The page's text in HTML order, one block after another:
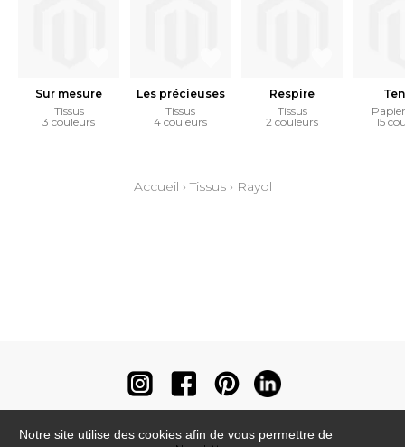
Sur mesure
Tissus
3 couleurs
Les précieuses
Tissus
4 couleurs
Respire
Tissus
2 couleurs
15
Accueil ›Tissus› Rayol
Notre site utilise des cookies afin de vous permettre de